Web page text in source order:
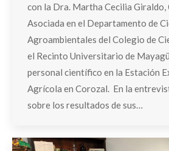
con la Dra. Martha Cecilia
Asociada en el Departamento de
Agroambientales del Colegio de
el Recinto Universitario de
personal científico en la Estación
Agrícola en Corozal. En la
sobre los resultados de sus…